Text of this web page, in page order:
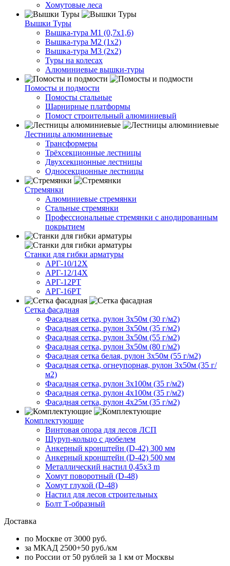
Хомутовые леса
Вышки Туры
Вышка-тура М1 (0,7х1,6)
Вышка-тура М2 (1х2)
Вышка-тура М3 (2х2)
Туры на колесах
Алюминиевые вышки-туры
Помосты и подмости
Помосты стальные
Шарнирные платформы
Помост строительный алюминиевый
Лестницы алюминиевые
Трансформеры
Трёхсекционные лестницы
Двухсекционные лестницы
Односекционные лестницы
Стремянки
Алюминиевые стремянки
Стальные стремянки
Профессиональные стремянки с анодированным
покрытием
Cтанки для гибки арматуры
АРГ-10/12Х
АРГ-12/14Х
АРГ-12РТ
АРГ-16РТ
Сетка фасадная
Фасадная сетка, рулон 3х50м (30 г/м2)
Фасадная сетка, рулон 3х50м (35 г/м2)
Фасадная сетка, рулон 3х50м (55 г/м2)
Фасадная сетка, рулон 3х50м (80 г/м2)
Фасадная сетка белая, рулон 3х50м (55 г/м2)
Фасадная сетка, огнеупорная, рулон 3х50м (35 г/
м2)
Фасадная сетка, рулон 3х100м (35 г/м2)
Фасадная сетка, рулон 4х100м (35 г/м2)
Фасадная сетка, рулон 4х25м (35 г/м2)
Комплектующие
Винтовая опора для лесов ЛСП
Шуруп-кольцо с дюбелем
Анкерный кронштейн (D-42) 300 мм
Анкерный кронштейн (D-42) 500 мм
Металлический настил 0,45x3 m
Хомут поворотный (D-48)
Хомут глухой (D-48)
Настил для лесов строительных
Болт Т-образный
Доставка
по Москве от 3000 руб.
за МКАД 2500+50 руб./км
по России от 50 рублей за 1 км от Москвы